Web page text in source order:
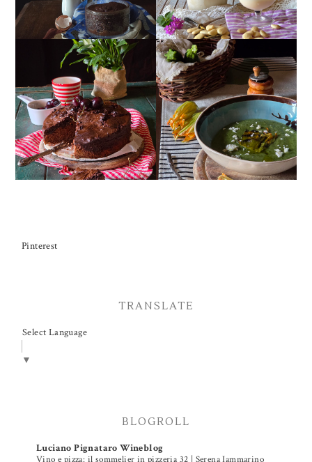
TORTA DOPPIO
CIOCCOLATO E
CILIEGIE
CREMA ESTIVA DI
ZUCCHINE CON FIORI E
FETA
Pinterest
TRANSLATE
Select Language
▼
BLOGROLL
Luciano Pignataro Wineblog
Vino e pizza: il sommelier in pizzeria 32 | Serena Iammarino